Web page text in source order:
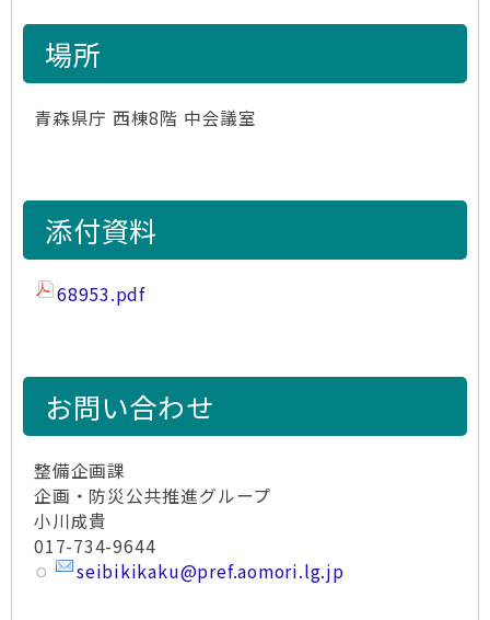
場所
青森県庁 西棟8階 中会議室
添付資料
68953.pdf
お問い合わせ
整備企画課
企画・防災公共推進グループ
小川成貴
017-734-9644
seibikikaku@pref.aomori.lg.jp